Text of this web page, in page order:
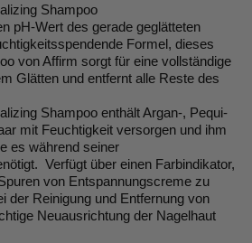
Shampoo
pH-Wert des gerade geglätteten
Formel, dieses
von Affirm sorgt für eine vollständige
Glätten und entfernt alle Reste des
Shampoo enthält Argan-, Pequi-
mit Feuchtigkeit versorgen und ihm
es während seiner
Verfügt über einen Farbindikator,
von Entspannungscreme zu
der Reinigung und Entfernung von
Neuausrichtung der Nagelhaut